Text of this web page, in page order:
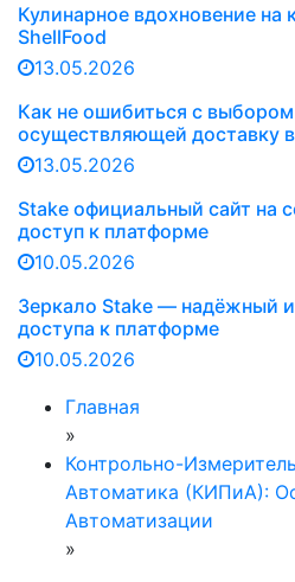
Кулинарное вдохновение на
ShellFood
13.05.2026
Как не ошибиться с
осуществляющей доставку
13.05.2026
Stake официальный сайт на
доступ к платформе
10.05.2026
Зеркало Stake — надёжный
доступа к платформе
10.05.2026
Главная
»
Контрольно-
Автоматика (КИПиА):
Автоматизации
»